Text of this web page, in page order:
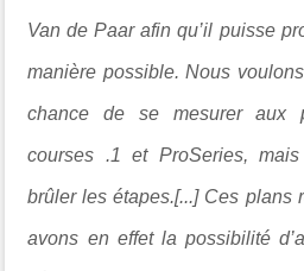
Van de Paar afin qu’il puisse
manière possible. Nous
chance de se mesurer aux
courses .1 et ProSeries,
brûler les étapes.[...] Ces plans
avons en effet la possibilité